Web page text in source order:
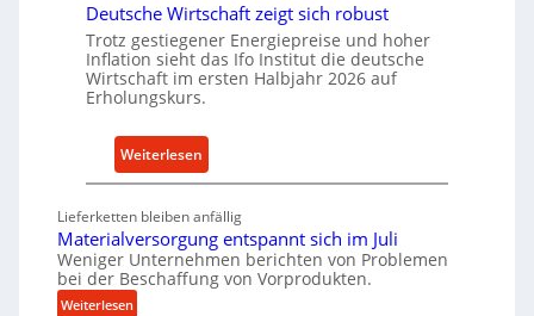
i
e
-
s
z
t
n
a
c
h
a
t
i
g
e
W
Deutsche Wirtschaft zeigt sich robust
Trotz gestiegener Energiepreise und hoher
Inflation sieht das Ifo Institut die deutsche
Wirtschaft im ersten Halbjahr 2026 auf
Erholungskurs.
Weiterlesen
D
u
t
s
Lieferketten bleiben anfällig
Materialversorgung entspannt sich im Juli
Weniger Unternehmen berichten von Problemen
bei der Beschaffung von Vorprodukten.
Weiterlesen: